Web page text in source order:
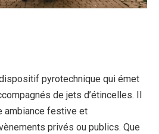
pyrotechnique qui émet
de jets d’étincelles. Il
ambiance festive et
privés ou publics. Que